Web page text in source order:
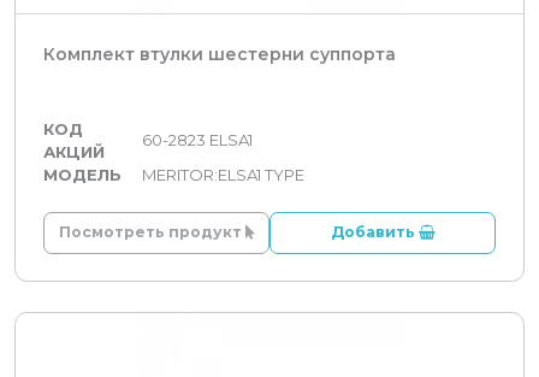
Комплект втулки шестерни суппорта
КОД
АКЦИЙ
60-2823 ELSA1
МОДЕЛЬ
MERITOR:ELSA1 TYPE
Посмотреть продукт Добавить